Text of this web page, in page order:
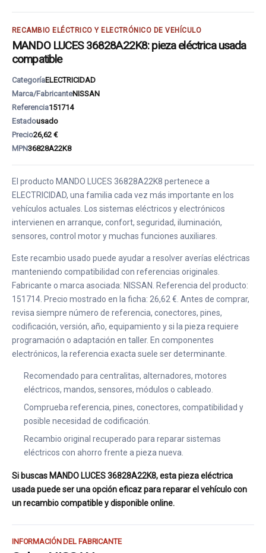
RECAMBIO ELÉCTRICO Y ELECTRÓNICO DE VEHÍCULO
MANDO LUCES 36828A22K8: pieza eléctrica usada
compatible
CategoríaELECTRICIDAD
Marca/FabricanteNISSAN
Referencia151714
Estadousado
Precio26,62 €
MPN36828A22K8
El producto MANDO LUCES 36828A22K8 pertenece a
ELECTRICIDAD, una familia cada vez más importante en los
vehículos actuales. Los sistemas eléctricos y electrónicos
intervienen en arranque, confort, seguridad, iluminación,
sensores, control motor y muchas funciones auxiliares.
Este recambio usado puede ayudar a resolver averías eléctricas
manteniendo compatibilidad con referencias originales.
Fabricante o marca asociada: NISSAN. Referencia del producto:
151714. Precio mostrado en la ficha: 26,62 €. Antes de comprar,
revisa siempre número de referencia, conectores, pines,
codificación, versión, año, equipamiento y si la pieza requiere
programación o adaptación en taller. En componentes
electrónicos, la referencia exacta suele ser determinante.
Recomendado para centralitas, alternadores, motores
eléctricos, mandos, sensores, módulos o cableado.
Comprueba referencia, pines, conectores, compatibilidad y
posible necesidad de codificación.
Recambio original recuperado para reparar sistemas
eléctricos con ahorro frente a pieza nueva.
Si buscas MANDO LUCES 36828A22K8, esta pieza eléctrica
usada puede ser una opción eficaz para reparar el vehículo con
un recambio compatible y disponible online.
INFORMACIÓN DEL FABRICANTE